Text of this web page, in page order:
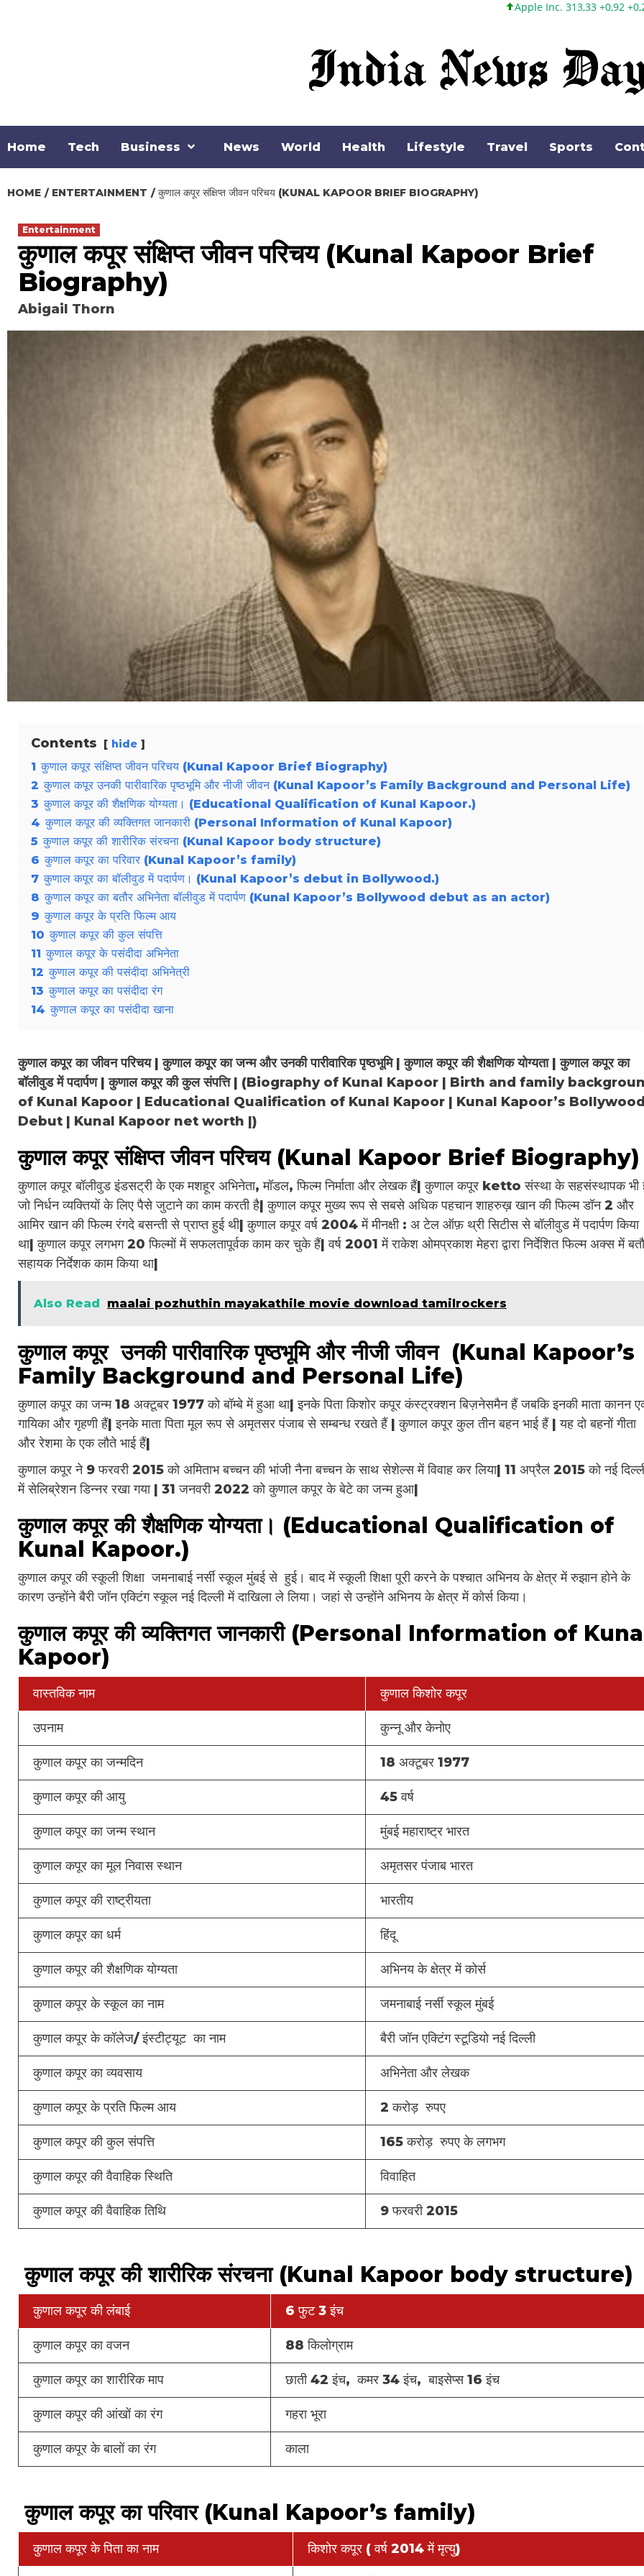
Apple Inc. 313,33 +0,92 +0,29% Microsoft
Home Tech Business News World Health Lifestyle Travel Sports
HOME ENTERTAINMENT कुणाल कपूर संक्षिप्त जीवन परिचय (KUNAL KAPOOR BRIEF BIOGRAPHY)
Entertainment
कुणाल कपूर संक्षिप्त जीवन परिचय (Kunal Kapoor Brief
Biography)
Abigail Thorn
Contents hide
1 कुणाल कपूर संक्षिप्त जीवन परिचय (Kunal Kapoor Brief Biography)
2 कुणाल कपूर उनकी पारीवारिक पृष्ठभूमि और नीजी जीवन (Kunal Kapoor’s Family Background and Personal Life)
3 कुणाल कपूर की शैक्षणिक योग्यता। (Educational Qualification of Kunal Kapoor.)
4 कुणाल कपूर की व्यक्तिगत जानकारी (Personal Information of Kunal Kapoor)
5 कुणाल कपूर की शारीरिक संरचना (Kunal Kapoor body structure)
6 कुणाल कपूर का परिवार (Kunal Kapoor’s family)
7 कुणाल कपूर का बॉलीवुड में पदार्पण। (Kunal Kapoor’s debut in Bollywood.)
8 कुणाल कपूर का बतौर अभिनेता बॉलीवुड में पदार्पण (Kunal Kapoor’s Bollywood debut as an actor)
9 कुणाल कपूर के प्रति फिल्म आय
10 कुणाल कपूर की कुल संपत्ति
11 कुणाल कपूर के पसंदीदा अभिनेता
12 कुणाल कपूर की पसंदीदा अभिनेत्री
13 कुणाल कपूर का पसंदीदा रंग
14 कुणाल कपूर का पसंदीदा खाना
कुणाल कपूर का जीवन परिचय | कुणाल कपूर का जन्म और उनकी पारीवारिक पृष्ठभूमि | कुणाल कपूर की शैक्षणिक योग्यता | कुणाल कपूर का
बॉलीवुड में पदार्पण | कुणाल कपूर की कुल संपत्ति | (Biography of Kunal Kapoor | Birth and family
of Kunal Kapoor | Educational Qualification of Kunal Kapoor | Kunal Kapoor’s
Debut | Kunal Kapoor net worth |)
कुणाल कपूर संक्षिप्त जीवन परिचय (Kunal Kapoor Brief Biography)
कुणाल कपूर बॉलीवुड इंडसट्री के एक मशहूर अभिनेता, मॉडल, फिल्म निर्माता और लेखक हैं| कुणाल कपूर ketto संस्था के सहसंस्थापक भी
जो निर्धन व्यक्तियों के लिए पैसे जुटाने का काम करती है| कुणाल कपूर मुख्य रूप से सबसे अधिक पहचान शाहरुख़ खान की फिल्म डॉन 2 और
आमिर खान की फिल्म रंगदे बसन्ती से प्राप्त हुई थी| कुणाल कपूर वर्ष 2004 में मीनक्षी : अ टेल ऑफ़ थ्री सिटीस से बॉलीवुड में पदार्पण किया
था| कुणाल कपूर लगभग 20 फिल्मों में सफलतापूर्वक काम कर चुके हैं| वर्ष 2001 में राकेश ओमप्रकाश मेहरा द्वारा निर्देशित फिल्म अक्स में
सहायक निर्देशक काम किया था|
Also Read maalai pozhuthin mayakathile movie download tamilrockers
कुणाल कपूर उनकी पारीवारिक पृष्ठभूमि और नीजी जीवन (Kunal Kapoor’s
Family Background and Personal Life)
कुणाल कपूर का जन्म 18 अक्टूबर 1977 को बॉम्बे में हुआ था| इनके पिता किशोर कपूर कंस्ट्रक्शन बिज़नेसमैन हैं जबकि इनकी माता कानन
गायिका और गृहणी हैं| इनके माता पिता मूल रूप से अमृतसर पंजाब से सम्बन्ध रखते हैं | कुणाल कपूर कुल तीन बहन भाई हैं | यह दो बहनों गीता
और रेशमा के एक लौते भाई हैं|
कुणाल कपूर ने 9 फरवरी 2015 को अमिताभ बच्चन की भांजी नैना बच्चन के साथ सेशेल्स में विवाह कर लिया| 11 अप्रैल 2015 को नई
में सेलिब्रेशन डिन्नर रखा गया | 31 जनवरी 2022 को कुणाल कपूर के बेटे का जन्म हुआ|
कुणाल कपूर की शैक्षणिक योग्यता। (Educational Qualification of
Kunal Kapoor.)
कुणाल कपूर की स्कूली शिक्षा जमनाबाई नर्सी स्कूल मुंबई से हुई। बाद में स्कूली शिक्षा पूरी करने के पश्चात अभिनय के क्षेत्र में रुझान होने के
कारण उन्होंने बैरी जॉन एक्टिंग स्कूल नई दिल्ली में दाखिला ले लिया। जहां से उन्होंने अभिनय के क्षेत्र में कोर्स किया।
कुणाल कपूर की व्यक्तिगत जानकारी (Personal Information of
Kapoor)
वास्तविक नाम कुणाल किशोर कपूर
उपनाम कुन्नू और केनोए
कुणाल कपूर का जन्मदिन 18 अक्टूबर 1977
कुणाल कपूर की आयु 45 वर्ष
कुणाल कपूर का जन्म स्थान मुंबई महाराष्ट्र भारत
कुणाल कपूर का मूल निवास स्थान अमृतसर पंजाब भारत
कुणाल कपूर की राष्ट्रीयता भारतीय
कुणाल कपूर का धर्म हिंदू
कुणाल कपूर की शैक्षणिक योग्यता अभिनय के क्षेत्र में कोर्स
कुणाल कपूर के स्कूल का नाम जमनाबाई नर्सी स्कूल मुंबई
कुणाल कपूर के कॉलेज/ इंस्टीट्यूट का नाम बैरी जॉन एक्टिंग स्टूडियो नई दिल्ली
कुणाल कपूर का व्यवसाय अभिनेता और लेखक
कुणाल कपूर के प्रति फिल्म आय 2 करोड़ रुपए
कुणाल कपूर की कुल संपत्ति 165 करोड़ रुपए के लगभग
कुणाल कपूर की वैवाहिक स्थिति विवाहित
कुणाल कपूर की वैवाहिक तिथि 9 फरवरी 2015
कुणाल कपूर की शारीरिक संरचना (Kunal Kapoor body structure)
कुणाल कपूर की लंबाई 6 फुट 3 इंच
कुणाल कपूर का वजन 88 किलोग्राम
कुणाल कपूर का शारीरिक माप छाती 42 इंच, कमर 34 इंच, बाइसेप्स 16 इंच
कुणाल कपूर की आंखों का रंग गहरा भूरा
कुणाल कपूर के बालों का रंग काला
कुणाल कपूर का परिवार (Kunal Kapoor’s family)
कुणाल कपूर के पिता का नाम किशोर कपूर ( वर्ष 2014 में मृत्यु)